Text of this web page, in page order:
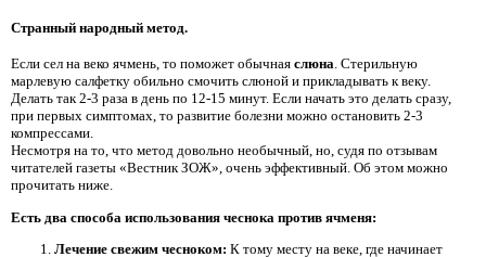
Странный народный метод.
Если сел на веко ячмень, то поможет обычная слюна. Стерильную
марлевую салфетку обильно смочить слюной и прикладывать к веку.
Делать так 2-3 раза в день по 12-15 минут. Если начать это делать сразу,
при первых симптомах, то развитие болезни можно остановить 2-3
компрессами.
Несмотря на то, что метод довольно необычный, но, судя по отзывам
читателей газеты «Вестник ЗОЖ», очень эффективный. Об этом можно
прочитать ниже.
Есть два способа использования чеснока против ячменя:
Лечение свежим чесноком: К тому месту на веке, где начинает